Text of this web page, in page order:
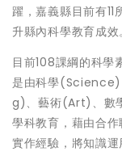
躍，嘉義縣目前有
升縣內科學教育成效。
目前108課綱的科學
是由科學
g)、藝術(Art)、數
學科教育，藉由合
實作經驗，將知識運